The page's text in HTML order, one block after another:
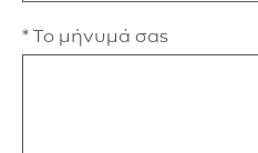
* Το μήνυμά σας